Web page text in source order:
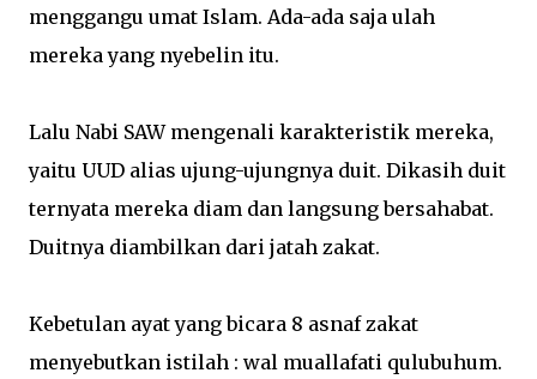
menggangu umat Islam. Ada-ada saja ulah
mereka yang nyebelin itu.
Lalu Nabi SAW mengenali karakteristik mereka,
yaitu UUD alias ujung-ujungnya duit. Dikasih duit
ternyata mereka diam dan langsung bersahabat.
Duitnya diambilkan dari jatah zakat.
Kebetulan ayat yang bicara 8 asnaf zakat
menyebutkan istilah : wal muallafati qulubuhum.